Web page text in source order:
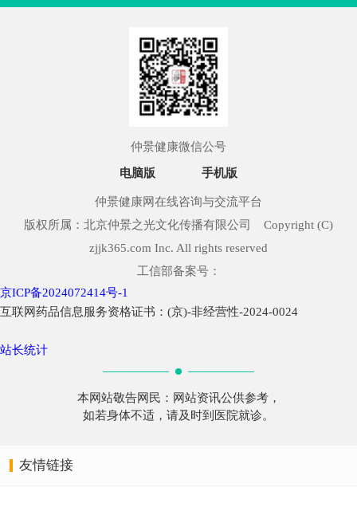
仲景健康微信公号
电脑版 手机版
仲景健康网在线咨询与交流平台
版权所属：北京仲景之光文化传播有限公司 Copyright (C)
zjjk365.com Inc. All rights reserved
工信部备案号：
京ICP备2024072414号-1
互联网药品信息服务资格证书：(京)-非经营性-2024-0024
站长统计
本网站敬告网民：网站资讯公供参考，
如若身体不适，请及时到医院就诊。
友情链接